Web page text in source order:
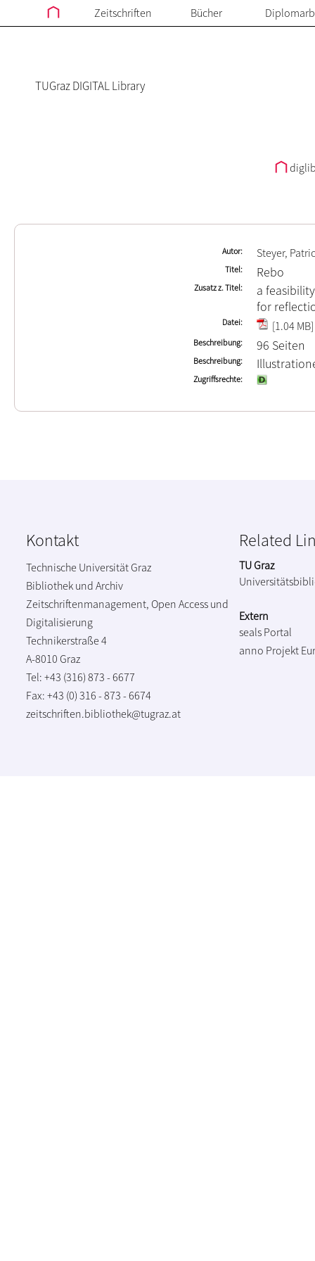
Zeitschriften Bücher
TUGraz DIGITAL Library
Autor Steyer,
Titel Rebo
Zusatz z. Titel
a
for
Datei [1.04 MB]
Beschreibung 96 Seiten
Beschreibung
Zugriffsrechte
Kontakt
Technische Universität Graz
Bibliothek und Archiv
Zeitschriftenmanagement, Open Access und
Digitalisierung
Technikerstraße 4
A-8010 Graz
Tel: +43 (316) 873 - 6677
Fax: +43 (0) 316 - 873 - 6674
zeitschriften.bibliothek@tugraz.at
Related
TU Graz
Extern
seals Portal
anno Projekt